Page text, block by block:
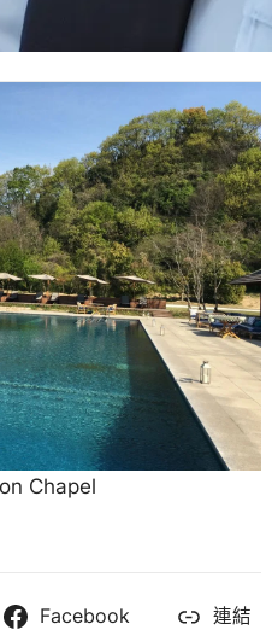
Chapel
Facebook
連結